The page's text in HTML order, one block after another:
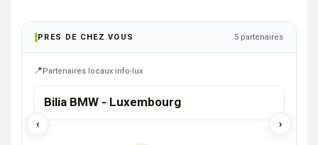
PRES DE CHEZ VOUS 5 partenaires
Partenaires locaux info-lux
‹ ›
Braine-l’Alleud > Spécialiste du
nettoyage > Only Clean